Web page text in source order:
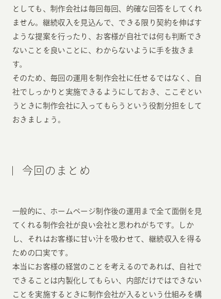
としても、制作会社は毎回毎回、的確な回答をしてくれ
ません。継続収入を見込んで、できる限り契約を伸ばす
ような提案を行ったり、お客様が自社では何も判断でき
ないことを良いことに、わからないように手を抜きま
す。
そのため、毎回の運用を制作会社に任せるではなく、自
社でしっかりと実施できるようにしておき、ここぞとい
うときに制作会社に入ってもらうという役割分担をして
おきましょう。
今回のまとめ
一般的に、ホームページ制作後の運用まで全て面倒を見
てくれる制作会社が良い会社と思われがちです。しか
し、それはお客様に甘い汁を吸わせて、継続収入を得る
ための口実です。
本当にお客様の経営のことを考えるのであれば、自社で
できることは内製化してもらい、内部だけではできない
ことを実施するときに制作会社が入るという仕組みを構